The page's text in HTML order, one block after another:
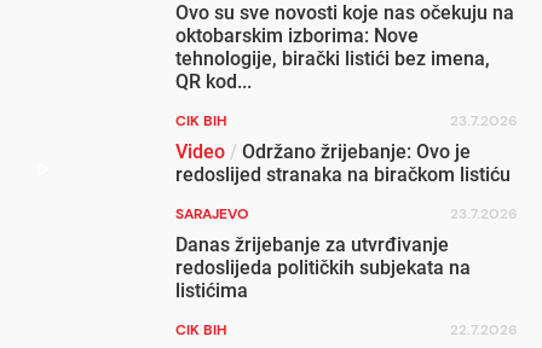
Ovo su sve novosti koje nas očekuju na
oktobarskim izborima: Nove
tehnologije, birački listići bez imena,
QR kod...
CIK BIH 23.7.2026
Video / Održano žrijebanje: Ovo je
redoslijed stranaka na biračkom listiću
SARAJEVO 23.7.2026
Danas žrijebanje za utvrđivanje
redoslijeda političkih subjekata na
listićima
CIK BIH 22.7.2026